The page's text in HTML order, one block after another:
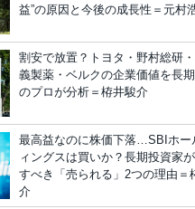
益”の原因と今後の成長性＝元村
割安で放置？トヨタ・野村総研
義製薬・ベルクの企業価値を長
のプロが分析＝栫井駿介
最高益なのに株価下落…SBIホー
ィングスは買いか？長期投資家
すべき「売られる」2つの理由＝
介